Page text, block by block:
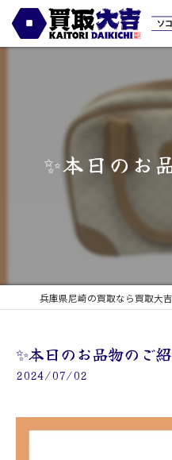
✨本日のお
✨本日のお品物のご
2024/07/02